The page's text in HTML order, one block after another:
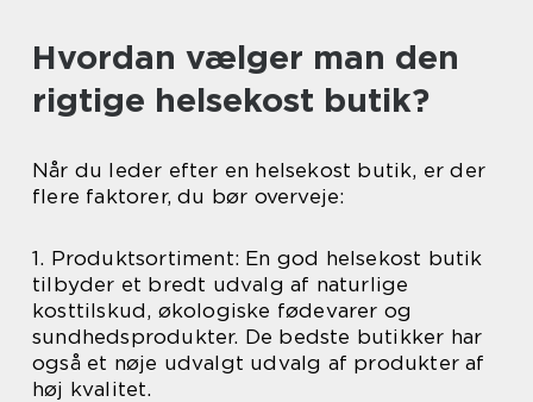
Hvordan vælger man den
rigtige helsekost butik?
Når du leder efter en helsekost butik, er der
flere faktorer, du bør overveje:
1. Produktsortiment: En god helsekost butik
tilbyder et bredt udvalg af naturlige
kosttilskud, økologiske fødevarer og
sundhedsprodukter. De bedste butikker har
også et nøje udvalgt udvalg af produkter af
høj kvalitet.